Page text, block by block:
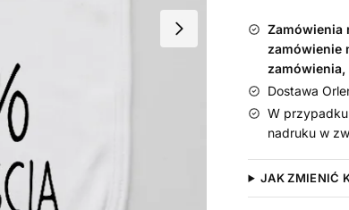
Zamówienia
zamówienie
Dostawa
W
nadruku w
JAK ZMIENIĆ